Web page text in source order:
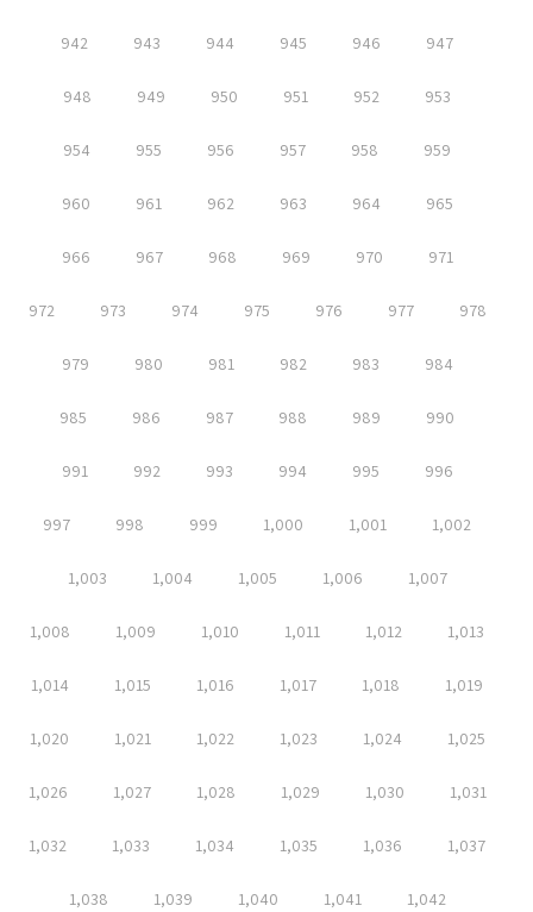
942 943 944 945 946 947
948 949 950 951 952 953
954 955 956 957 958 959
960 961 962 963 964 965
966 967 968 969 970 971
972 973 974 975 976 977 978
979 980 981 982 983 984
985 986 987 988 989 990
991 992 993 994 995 996
997 998 999 1,000 1,001 1,002
1,003 1,004 1,005 1,006 1,007
1,008 1,009 1,010 1,011 1,012 1,013
1,014 1,015 1,016 1,017 1,018 1,019
1,020 1,021 1,022 1,023 1,024 1,025
1,026 1,027 1,028 1,029 1,030 1,031
1,032 1,033 1,034 1,035 1,036 1,037
1,038 1,039 1,040 1,041 1,042